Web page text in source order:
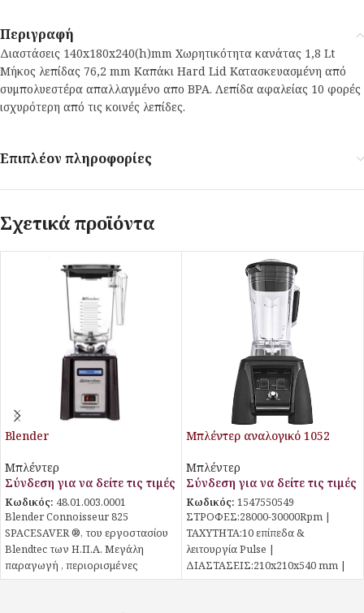
Περιγραφή
Διαστάσεις 140x180x240(h)mm Χωρητικότητα κανάτας 1,8 Lt
Μήκος λεπίδας 76,2 mm Καπάκι Hard Lid Κατασκευασμένη από
συμπολυεστέρα απαλλαγμένο απο BPA. Λεπίδα αφαλείας 10 φορές
ισχυρότερη από τις κοινές λεπίδες.
Επιπλέον πληροφορίες
Σχετικά προϊόντα
Blender
Μπλέντερ
Σύνδεση για να δείτε τις τιμές
Κωδικός: 48.01.003.0001
Blender Connoisseur 825
SPACESAVER ®, του εργοστασίου
Blendtec των Η.Π.Α. Μεγάλη
παραγωγή , περιορισμένες
διαστάσεις. Το μπλέντερ
Μπλέντερ αναλογικό 1052
Μπλέντερ
Σύνδεση για να δείτε τις τιμές
Κωδικός: 1547550549
ΣΤΡΟΦΕΣ:28000-30000Rpm |
ΤΑΧΥΤΗΤΑ:10 επίπεδα &
λειτουργία Pulse |
ΔΙΑΣΤΑΣΕΙΣ:210x210x540 mm |
ΧΩΡΗΤΙΚΟΤΗΤΑ:2 lt | ΙΣΧΥΣ:1800